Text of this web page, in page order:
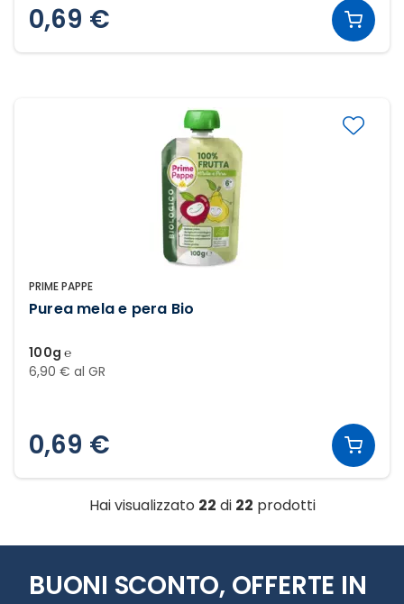
0,69 €
PRIME PAPPE
Purea mela e pera Bio
100g ℮
6,90 € al GR
0,69 €
Hai visualizzato 22 di 22 prodotti
BUONI SCONTO, OFFERTE IN